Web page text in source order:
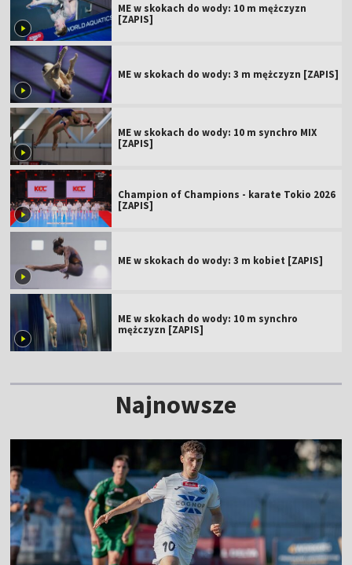
ME w skokach do wody: 10 m mężczyzn
[ZAPIS]
ME w skokach do wody: 3 m mężczyzn [ZAPIS]
ME w skokach do wody: 10 m synchro MIX
[ZAPIS]
Champion of Champions - karate Tokio 2026
[ZAPIS]
ME w skokach do wody: 3 m kobiet [ZAPIS]
ME w skokach do wody: 10 m synchro
mężczyzn [ZAPIS]
Najnowsze